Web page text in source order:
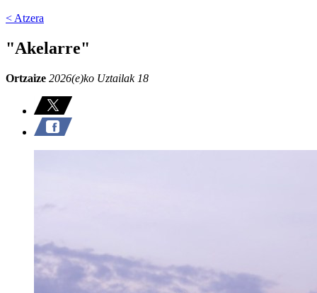
< Atzera
"Akelarre"
Ortzaize 2026(e)ko Uztailak 18